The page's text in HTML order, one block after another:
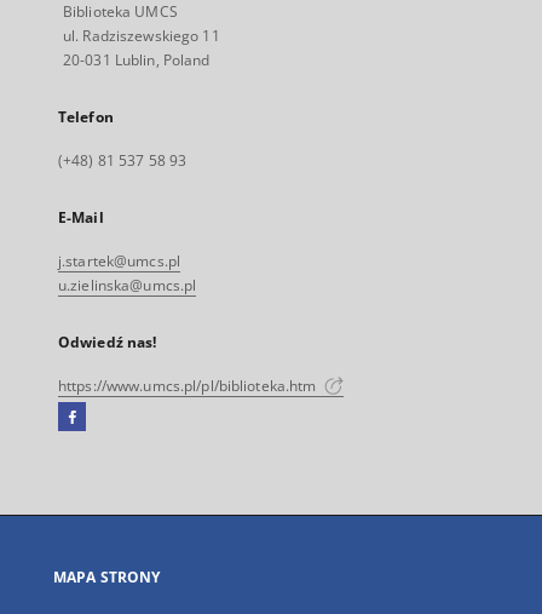
Biblioteka UMCS
ul. Radziszewskiego 11
20-031 Lublin, Poland
Telefon
(+48) 81 537 58 93
E-Mail
j.startek@umcs.pl
u.zielinska@umcs.pl
Odwiedź nas!
https://www.umcs.pl/pl/biblioteka.htm
Facebook
się
karcie
MAPA STRONY